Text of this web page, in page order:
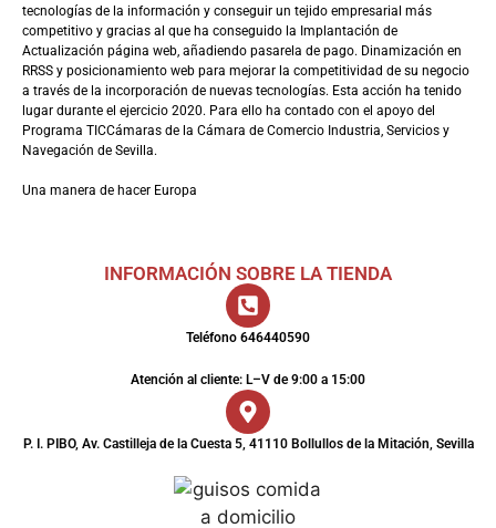
tecnologías de la información y conseguir un tejido empresarial más
competitivo y gracias al que ha conseguido la Implantación de
Actualización página web, añadiendo pasarela de pago. Dinamización en
RRSS y posicionamiento web para mejorar la competitividad de su negocio
a través de la incorporación de nuevas tecnologías. Esta acción ha tenido
lugar durante el ejercicio 2020. Para ello ha contado con el apoyo del
Programa TICCámaras de la Cámara de Comercio Industria, Servicios y
Navegación de Sevilla.
Una manera de hacer Europa
INFORMACIÓN SOBRE LA TIENDA
Teléfono 646440590
Atención al cliente: L–V de 9:00 a 15:00
P. I. PIBO, Av. Castilleja de la Cuesta 5, 41110 Bollullos de la Mitación, Sevilla